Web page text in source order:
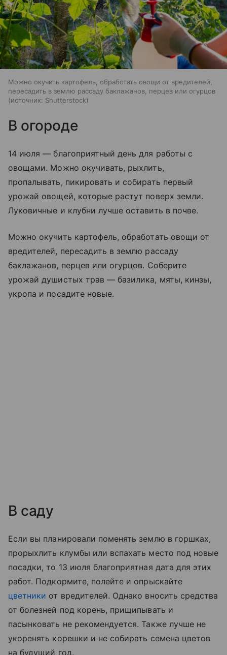
Можно окучить картофель, обработать овощи от вредителей,
пересадить в землю рассаду баклажанов, перцев или огурцов
источник: Shutterstock
В огороде
14 июля — благоприятный день для работы с
овощами. Можно окучивать, рыхлить,
пропалывать, пикировать и собирать первый
урожай овощей, которые растут поверх земли.
Луковичные и клубни лучше оставить в почве.
Можно окучить картофель, обработать овощи от
вредителей, пересадить в землю рассаду
баклажанов, перцев или огурцов. Соберите
урожай душистых трав — базилика, мяты, кинзы,
укропа и посадите новые.
В саду
Если вы планировали поменять землю в горшках,
прорыхлить клумбы или вспахать место под новые
посадки, то 13 июля благоприятная дата для этих
работ. Подкормите, полейте и опрыскайте
цветники от вредителей. Однако вносить средства
от болезней под корень, прищипывать и
пасынковать не рекомендуется. Также лучше не
укоренять корешки и не собирать семена цветов
на будущий год.